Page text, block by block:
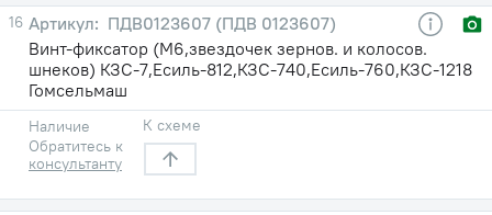
16
ПДВ0123607 (ПДВ 0123607)
Винт-фиксатор (М6,звездочек зернов. и колосов.
шнеков) КЗС-7,Есиль-812,КЗС-740,Есиль-760,КЗС-1218
Гомсельмаш
Наличие
Обратитесь к
консультанту
К схеме